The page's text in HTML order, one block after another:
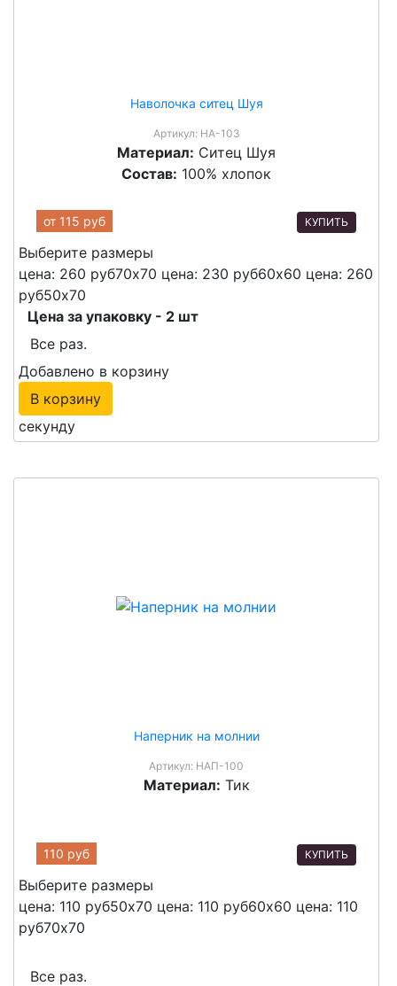
Наволочка ситец Шуя
Артикул: НА-103
Материал: Ситец Шуя
Состав: 100% хлопок
от 115 руб КУПИТЬ
Выберите размеры
цена: 260 руб70х70 цена: 230 руб60х60 цена: 260
руб50х70
Цена за упаковку - 2 шт
Все раз.
Добавлено в корзину
В корзину
секунду
Наперник на молнии
Артикул: НАП-100
Материал: Тик
110 руб КУПИТЬ
Выберите размеры
цена: 110 руб50х70 цена: 110 руб60х60 цена: 110
руб70х70
Все раз.